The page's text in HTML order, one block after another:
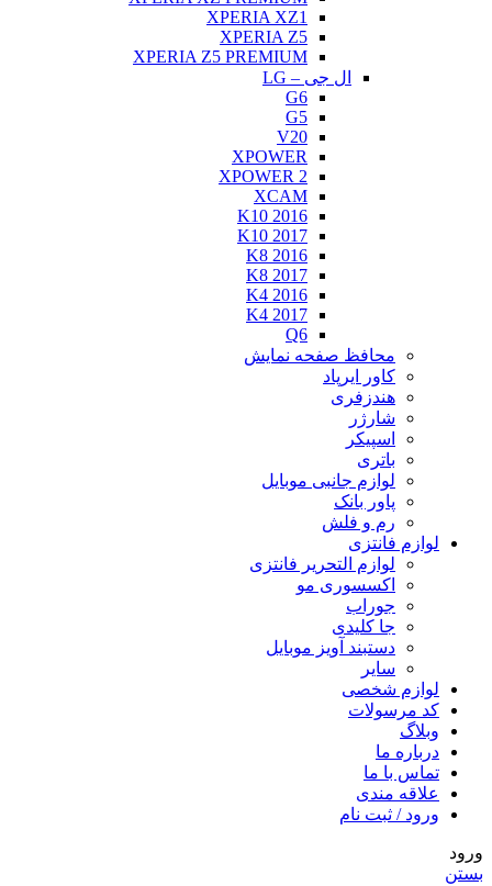
XPERIA XZ1
XPERIA Z5
XPERIA Z5 PREMIUM
ال جی – LG
G6
G5
V20
XPOWER
XPOWER 2
XCAM
K10 2016
K10 2017
K8 2016
K8 2017
K4 2016
K4 2017
Q6
محافظ صفحه نمایش
کاور ایرپاد
هندزفری
شارژر
اسپیکر
باتری
لوازم جانبی موبایل
پاور بانک
رم و فلش
لوازم فانتزی
لوازم التحریر فانتزی
اکسسوری مو
جوراب
جا کلیدی
دستبند آویز موبایل
سایر
لوازم شخصی
کد مرسولات
وبلاگ
درباره ما
تماس با ما
علاقه مندی
ورود / ثبت نام
ورود
بستن